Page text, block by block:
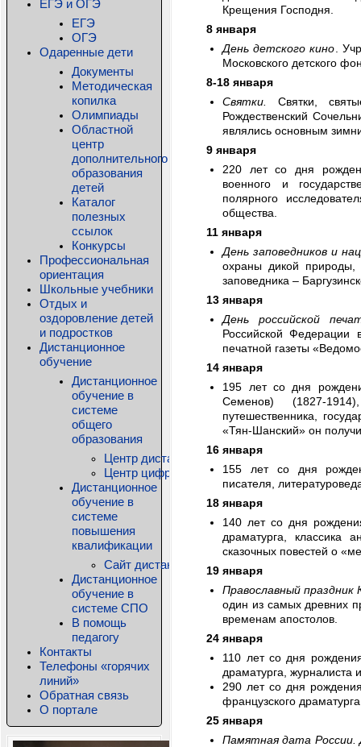
ЕГЭ и ОГЭ
ЕГЭ
ОГЭ
Одаренные дети
Документы
Методическая
копилка
Олимпиады
Областной
центр
дополнительного
образования
детей
Каталог
полезных
ссылок
Конкурсы
Профессиональная
ориентация
Школьные учебники
Отдых и
оздоровление детей
и подростков
Дистанционное
обучение
Дистанционное
обучение в
системе
общего
образования
Центр дистанционного образования детей-
Центр цифровых технологий КРИПКиПРО
Дистанционное
обучение в
системе
повышения
квалификации
Сайт дистанционного обучения КРИПКиПРО
Дистанционное
обучение в
системе СПО
В помощь
педагогу
Контакты
Телефоны «горячих
линий»
Обратная связь
О портале
Крещения Господня.
8 января
День детского кино .
Московского детского
8-18 января
Святки.Святки,
Рождественский
являлись основным
9 января
220 лет со дня
военного и
полярного
общества.
11 января
День заповедников и
охраны дикой природы,
заповедника –
13 января
День российской
Российской Федерации
печатной газеты
14 января
195 лет со дня
Семенов) (1827-
путешественника,
«Тян-Шанский» он
16 января
155 лет со дня
писателя,
18 января
140 лет со дня
драматурга, классика
сказочных повестей о
19 января
Православный праздник
один из самых древних
временам апостолов.
24 января
110 лет со дня
драматурга, журналиста
290 лет со дня
французского
25 января
Памятная дата России.